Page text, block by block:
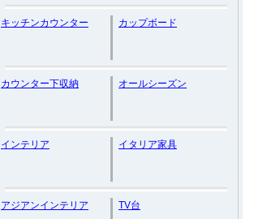
キッチンカウンター カップボード
カウンター下収納 オールシーズン
インテリア イタリア家具
アジアンインテリア TV台